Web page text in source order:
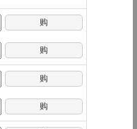
购
购
购
购